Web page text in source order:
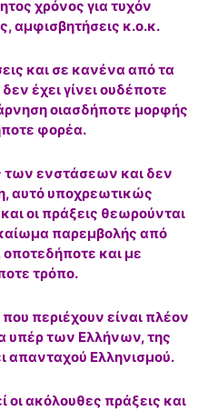
χρόνος για τυχόν
αμφισβητήσεις κ.ο.κ.
και σε κανένα από τα
έχει γίνει ουδέποτε
οιασδήποτε μορφής
φορέα.
ενστάσεων και δεν
αυτό υποχρεωτικώς
οι πράξεις θεωρούνται
παρεμβολής από
και με
τρόπο.
περιέχουν είναι πλέον
υπέρ των Ελλήνων, της
απανταχού Ελληνισμού.
οι ακόλουθες πράξεις και